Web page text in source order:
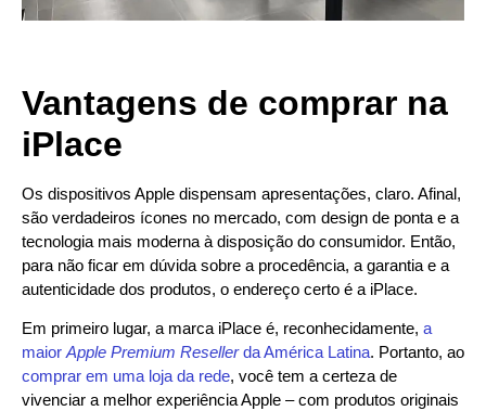
Vantagens de comprar na
iPlace
Os dispositivos Apple dispensam apresentações, claro. Afinal,
são verdadeiros ícones no mercado, com design de ponta e a
tecnologia mais moderna à disposição do consumidor. Então,
para não ficar em dúvida sobre a procedência, a garantia e a
autenticidade dos produtos, o endereço certo é a iPlace.
Em primeiro lugar, a marca iPlace é, reconhecidamente, a
maior Apple Premium Resellerda América Latina. Portanto, ao
comprar em uma loja da rede, você tem a certeza de
vivenciar a melhor experiência Apple – com produtos originais